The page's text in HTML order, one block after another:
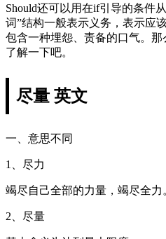
Should还可以用在if引导的条件
词”结构一般表示义务，表示应
包含一种埋怨、责备的口气。
了解一下吧。
尽量 英文
一、意思不同
1、尽力
竭尽自己全部的力量，竭尽全力
2、尽量